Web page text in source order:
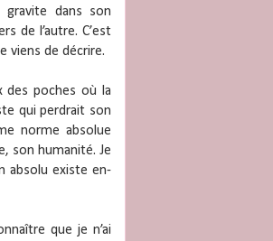
dans son
de l’autre. C’est
viens de décrire.
des poches où la
qui perdrait son
norme absolue
son humanité. Je
absolu existe en-
que je n’ai